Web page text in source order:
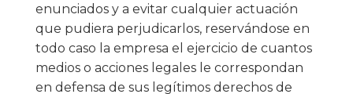
enunciados y a evitar cualquier actuación
que pudiera perjudicarlos, reservándose en
todo caso la empresa el ejercicio de cuantos
medios o acciones legales le correspondan
en defensa de sus legítimos derechos de